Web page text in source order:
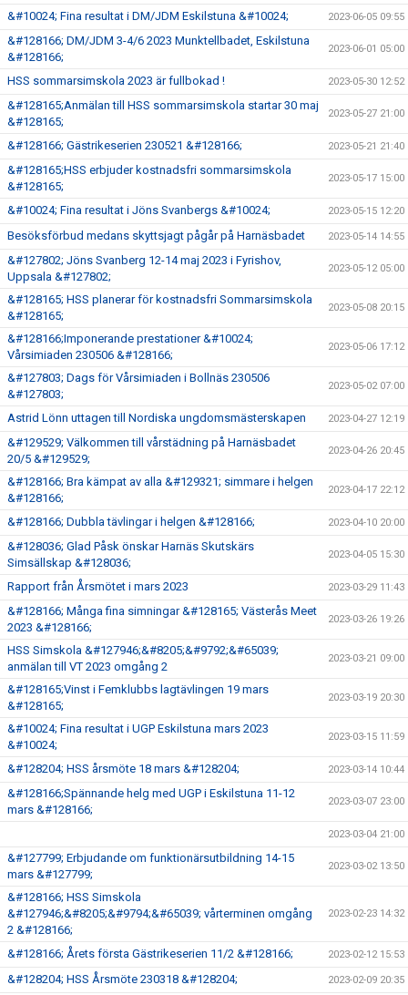
&#10024; Fina resultat i DM/JDM Eskilstuna &#10024; 2023-06-05 09:55
&#128166; DM/JDM 3-4/6 2023 Munktellbadet, Eskilstuna
&#128166;
2023-06-01 05:00
HSS sommarsimskola 2023 är fullbokad ! 2023-05-30 12:52
&#128165;Anmälan till HSS sommarsimskola startar 30 maj
&#128165;
2023-05-27 21:00
&#128166; Gästrikeserien 230521 &#128166; 2023-05-21 21:40
&#128165;HSS erbjuder kostnadsfri sommarsimskola
&#128165;
2023-05-17 15:00
&#10024; Fina resultat i Jöns Svanbergs &#10024; 2023-05-15 12:20
Besöksförbud medans skyttsjagt pågår på Harnäsbadet 2023-05-14 14:55
&#127802; Jöns Svanberg 12-14 maj 2023 i Fyrishov,
Uppsala &#127802;
2023-05-12 05:00
&#128165; HSS planerar för kostnadsfri Sommarsimskola
&#128165;
2023-05-08 20:15
&#128166;Imponerande prestationer &#10024;
Vårsimiaden 230506 &#128166;
2023-05-06 17:12
&#127803; Dags för Vårsimiaden i Bollnäs 230506
&#127803;
2023-05-02 07:00
Astrid Lönn uttagen till Nordiska ungdomsmästerskapen 2023-04-27 12:19
&#129529; Välkommen till vårstädning på Harnäsbadet
20/5 &#129529;
2023-04-26 20:45
&#128166; Bra kämpat av alla &#129321; simmare i helgen
&#128166;
2023-04-17 22:12
&#128166; Dubbla tävlingar i helgen &#128166; 2023-04-10 20:00
&#128036; Glad Påsk önskar Harnäs Skutskärs
Simsällskap &#128036;
2023-04-05 15:30
Rapport från Årsmötet i mars 2023 2023-03-29 11:43
&#128166; Många fina simningar &#128165; Västerås Meet
2023 &#128166;
2023-03-26 19:26
HSS Simskola &#127946;&#8205;&#9792;&#65039;
anmälan till VT 2023 omgång 2
2023-03-21 09:00
&#128165;Vinst i Femklubbs lagtävlingen 19 mars
&#128165;
2023-03-19 20:30
&#10024; Fina resultat i UGP Eskilstuna mars 2023
&#10024;
2023-03-15 11:59
&#128204; HSS årsmöte 18 mars &#128204; 2023-03-14 10:44
&#128166;Spännande helg med UGP i Eskilstuna 11-12
mars &#128166;
2023-03-07 23:00
2023-03-04 21:00
&#127799; Erbjudande om funktionärsutbildning 14-15
mars &#127799;
2023-03-02 13:50
&#128166; HSS Simskola
&#127946;&#8205;&#9794;&#65039; vårterminen omgång
2 &#128166;
2023-02-23 14:32
&#128166; Årets första Gästrikeserien 11/2 &#128166; 2023-02-12 15:53
&#128204; HSS Årsmöte 230318 &#128204; 2023-02-09 20:35